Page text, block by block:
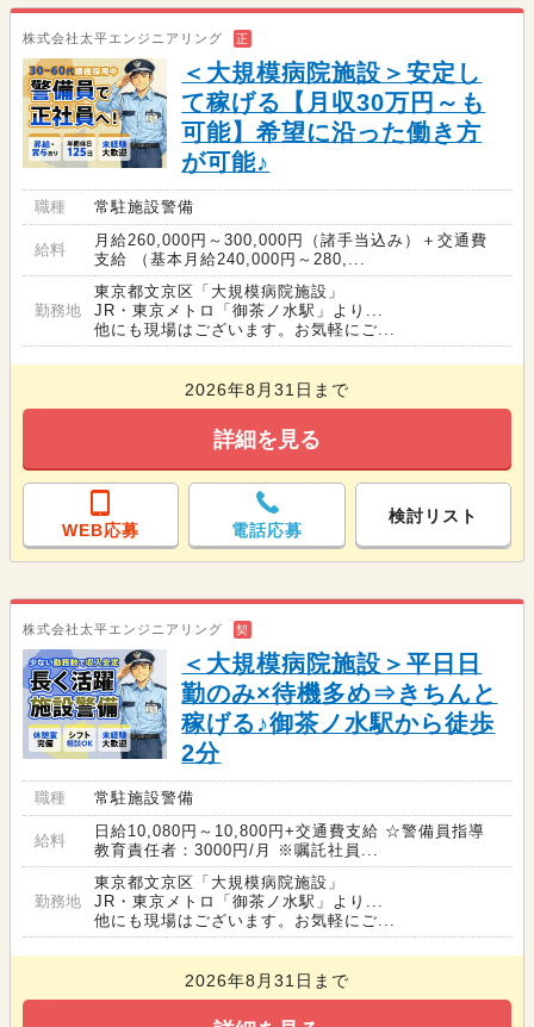
株式会社太平エンジニアリング 正
＜大規模病院施設＞安定し
て稼げる【月収30万円～も
可能】希望に沿った働き方
が可能♪
職種 常駐施設警備
給料
月給260,000円～300,000円（諸手当込み）＋交通費
支給 （基本月給240,000円～280,...
勤務地
東京都文京区「大規模病院施設」
JR・東京メトロ「御茶ノ水駅」より...
他にも現場はございます。お気軽にご...
2026年8月31日まで
詳細を見る
WEB応募 電話応募
検討リスト
株式会社太平エンジニアリング 契
＜大規模病院施設＞平日日
勤のみ×待機多め⇒きちんと
稼げる♪御茶ノ水駅から徒歩
2分
職種 常駐施設警備
給料
日給10,080円～10,800円+交通費支給 ☆警備員指導
教育責任者：3000円/月 ※嘱託社員...
勤務地
東京都文京区「大規模病院施設」
JR・東京メトロ「御茶ノ水駅」より...
他にも現場はございます。お気軽にご...
2026年8月31日まで